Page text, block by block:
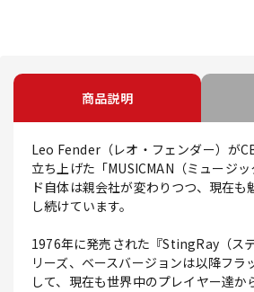
商品説明
Leo Fender（レオ・フェンダー）が
立ち上げた「MUSICMAN（ミュージ
ド自体は親会社が変わりつつ、現在
し続けています。
1976年に発売された『StingRay（ス
リーズ、ベースバージョンは以降フラ
して、現在も世界中のプレイヤー達か